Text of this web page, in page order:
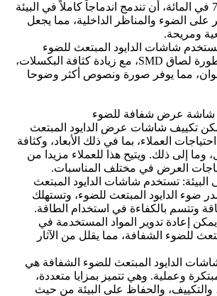
التي تبلغ أكثر من 70 في المائة، أن تندمج اندماجاً كاملاً في البيئة
على الضوء والمناظر الداخلية، مما يجعل
ومريحة.
تستخدم شاشات الدايود المبتعث للضوء
الشفافة تقنيات متطورة لصاق SMD، مع زيادة كثافة البكسلات،
مما يوفر صورة ونصوص أكثر وضوحا
يمكن تكييف شاشات عرض الدايود المبتعث
العملاء، بما في ذلك الأبعاد، وكثافة
وما إلى ذلك. ويتيح هذا للعملاء مزيدا من
العرض في مختلف المناسبات.
البيئة: تستخدم شاشات الدايود المبتعث
ضوء الدايود المبتعث للضوء، وتستهلك
وتتسم بالكفاءة في استخدام الطاقة.
إعادة تدوير المواد المستخدمة في
للضوء الشفافة، مما يقلل من الآثار
الدايود المبتعث للضوء الشفافة هي
وعملية. وهي تتميز بمزايا متعددة،
والتكييف، والحفاظ على البيئة من حيث